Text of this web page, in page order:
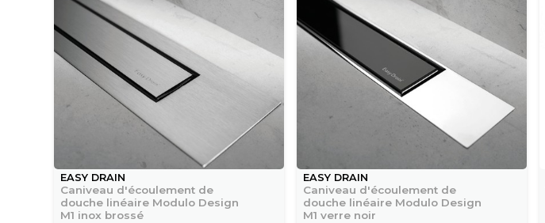
EASY DRAIN
Caniveau d'écoulement de
douche linéaire Modulo Design
M1 inox brossé
EASY DRAIN
Caniveau d'écoulement de
douche linéaire Modulo Design
M1 verre noir